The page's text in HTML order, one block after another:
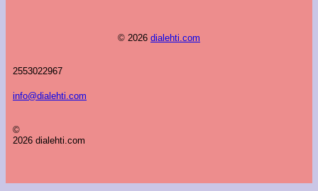
© 2026 dialehti.com
2553022967
info@dialehti.com
©
2026 dialehti.com